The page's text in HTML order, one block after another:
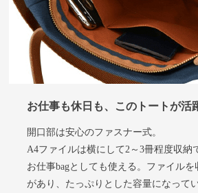
お仕事も休日も、このトートが活
開口部は安心のファスナー式。
A4ファイルは横にして2～3冊程度収納
お仕事bagとしても使える。ファイル
があり、たっぷりとした容量になってい